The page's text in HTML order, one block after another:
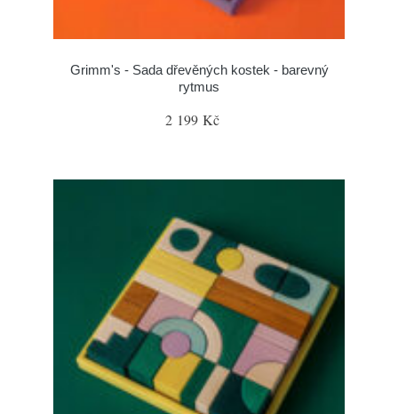
Grimm's - Sada dřevěných kostek - barevný
rytmus
2 199 Kč